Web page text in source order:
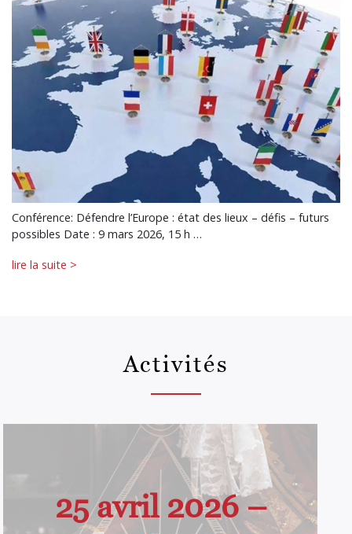
Conférence: Défendre l’Europe : état des lieux – défis – futurs
possibles Date : 9 mars 2026, 15 h …
lire la suite >
Activités
25 avril 2026 –